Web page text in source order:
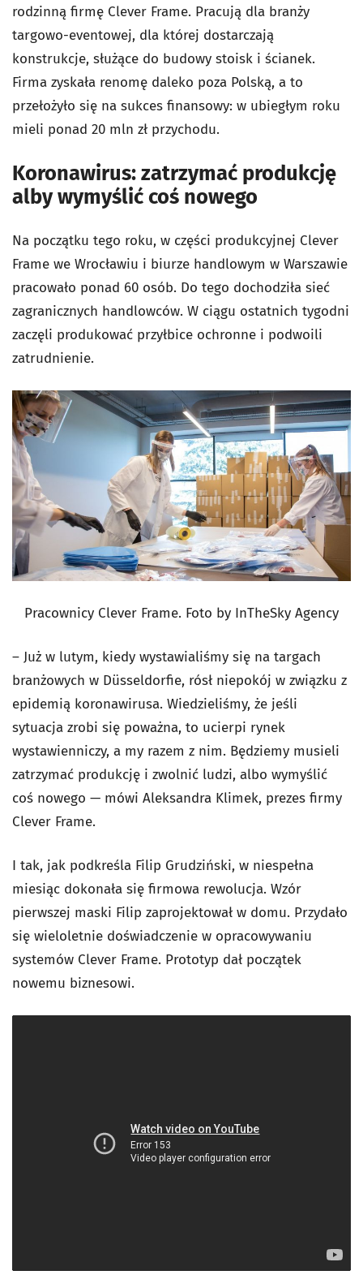
rodzinną firmę Clever Frame. Pracują dla branży
targowo-eventowej, dla której dostarczają
konstrukcje, służące do budowy stoisk i ścianek.
Firma zyskała renomę daleko poza Polską, a to
przełożyło się na sukces finansowy: w ubiegłym roku
mieli ponad 20 mln zł przychodu.
Koronawirus: zatrzymać produkcję
alby wymyślić coś nowego
Na początku tego roku, w części produkcyjnej Clever
Frame we Wrocławiu i biurze handlowym w Warszawie
pracowało ponad 60 osób. Do tego dochodziła sieć
zagranicznych handlowców. W ciągu ostatnich tygodni
zaczęli produkować przyłbice ochronne i podwoili
zatrudnienie.
Pracownicy Clever Frame. Foto by InTheSky Agency
– Już w lutym, kiedy wystawialiśmy się na targach
branżowych w Düsseldorfie, rósł niepokój w związku z
epidemią koronawirusa. Wiedzieliśmy, że jeśli
sytuacja zrobi się poważna, to ucierpi rynek
wystawienniczy, a my razem z nim. Będziemy musieli
zatrzymać produkcję i zwolnić ludzi, albo wymyślić
coś nowego — mówi Aleksandra Klimek, prezes firmy
Clever Frame.
I tak, jak podkreśla Filip Grudziński, w niespełna
miesiąc dokonała się firmowa rewolucja. Wzór
pierwszej maski Filip zaprojektował w domu. Przydało
się wieloletnie doświadczenie w opracowywaniu
systemów Clever Frame. Prototyp dał początek
nowemu biznesowi.